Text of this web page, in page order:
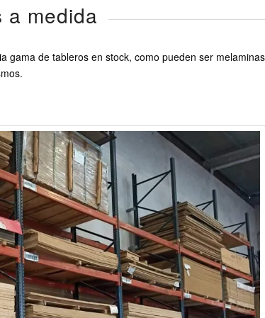
a medida
gama de tableros en stock, como pueden ser